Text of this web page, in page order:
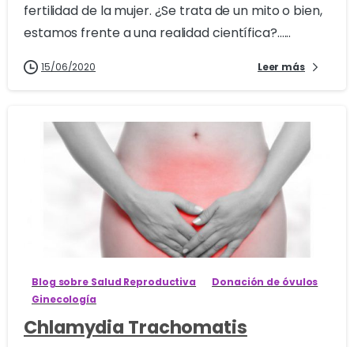
fertilidad de la mujer. ¿Se trata de un mito o bien,
estamos frente a una realidad científica?......
15/06/2020 Leer más
Blog sobre Salud Reproductiva
Donación de óvulos
Ginecología
Chlamydia Trachomatis